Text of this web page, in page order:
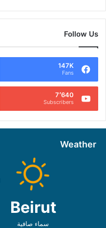
Follow Us
147K
Fans
7٬640
Subscribers
Weather
Beirut
سماء صافية